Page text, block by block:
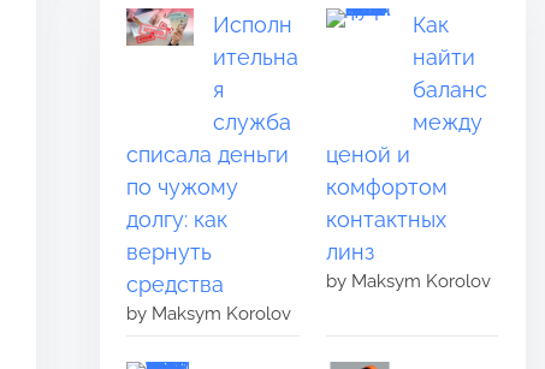
Исполн
ительна
я
служба
списала деньги
по чужому
долгу: как
вернуть
средства
by Maksym Korolov
Как
найти
баланс
между
ценой и
комфортом
контактных
линз
by Maksym Korolov